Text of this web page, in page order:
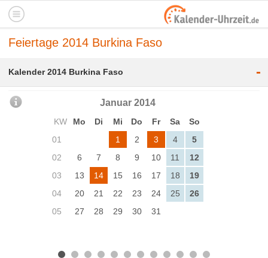
Feiertage 2014 Burkina Faso
Kalender 2014 Burkina Faso -
Januar 2014
KW Mo Di Mi Do Fr Sa
So
01
1 2 3 4
5
02
6 7 8 9 10 11
12
03
13 14 15 16 17 18
19
04
20 21 22 23 24 25
26
05
27 28 29 30 31